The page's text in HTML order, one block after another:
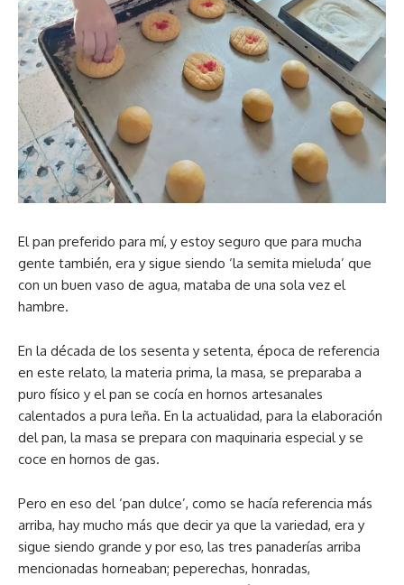
El pan preferido para mí, y estoy seguro que para mucha
gente también, era y sigue siendo ‘la semita mieluda’ que
con un buen vaso de agua, mataba de una sola vez el
hambre.
En la década de los sesenta y setenta, época de referencia
en este relato, la materia prima, la masa, se preparaba a
puro físico y el pan se cocía en hornos artesanales
calentados a pura leña. En la actualidad, para la elaboración
del pan, la masa se prepara con maquinaria especial y se
coce en hornos de gas.
Pero en eso del ‘pan dulce’, como se hacía referencia más
arriba, hay mucho más que decir ya que la variedad, era y
sigue siendo grande y por eso, las tres panaderías arriba
mencionadas horneaban; peperechas, honradas,